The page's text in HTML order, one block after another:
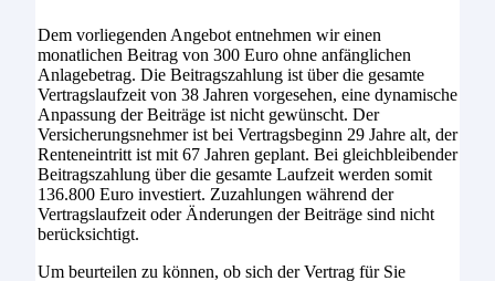
Dem vorliegenden Angebot entnehmen wir einen
monatlichen Beitrag von 300 Euro ohne anfänglichen
Anlagebetrag. Die Beitragszahlung ist über die gesamte
Vertragslaufzeit von 38 Jahren vorgesehen, eine dynamische
Anpassung der Beiträge ist nicht gewünscht. Der
Versicherungsnehmer ist bei Vertragsbeginn 29 Jahre alt, der
Renteneintritt ist mit 67 Jahren geplant. Bei gleichbleibender
Beitragszahlung über die gesamte Laufzeit werden somit
136.800 Euro investiert. Zuzahlungen während der
Vertragslaufzeit oder Änderungen der Beiträge sind nicht
berücksichtigt.
Um beurteilen zu können, ob sich der Vertrag für Sie